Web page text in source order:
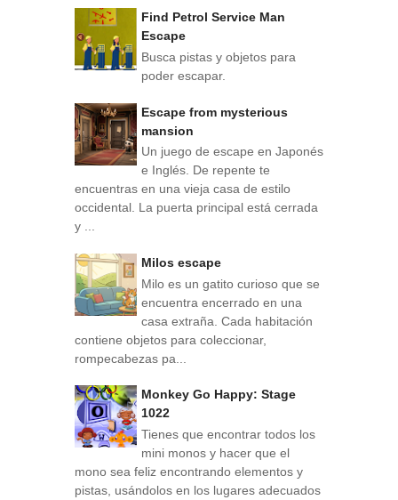
Find Petrol Service Man
Escape
Busca pistas y objetos para
poder escapar.
Escape from mysterious
mansion
Un juego de escape en Japonés
e Inglés. De repente te
encuentras en una vieja casa de estilo
occidental. La puerta principal está cerrada
y ...
Milos escape
Milo es un gatito curioso que se
encuentra encerrado en una
casa extraña. Cada habitación
contiene objetos para coleccionar,
rompecabezas pa...
Monkey Go Happy: Stage
1022
Tienes que encontrar todos los
mini monos y hacer que el
mono sea feliz encontrando elementos y
pistas, usándolos en los lugares adecuados